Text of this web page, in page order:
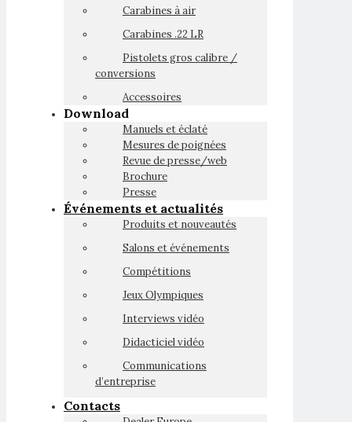
Carabines à air
Carabines .22 LR
Pistolets gros calibre /
conversions
Accessoires
Download
Manuels et éclaté
Mesures de poignées
Revue de presse/web
Brochure
Presse
Événements et actualités
Produits et nouveautés
Salons et événements
Compétitions
Jeux Olympiques
Interviews vidéo
Didacticiel vidéo
Communications
d’entreprise
Contacts